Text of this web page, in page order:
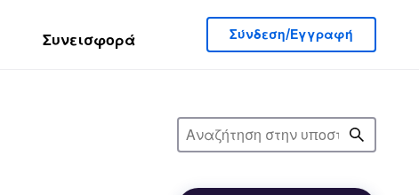
Συνεισφορά Σύνδεση/Εγγραφή